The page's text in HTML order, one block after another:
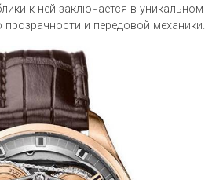
к ней заключается в уникальном
и передовой механики.